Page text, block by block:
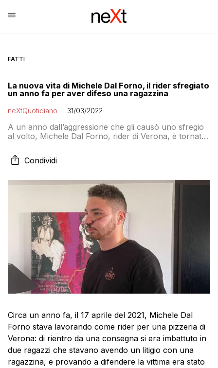
FATTI
La nuova vita di Michele Dal Forno, il rider sfregiato
un anno fa per aver difeso una ragazzina
neXtQuotidiano 31/03/2022
A un anno dall’aggressione che gli causò uno sfregio
al volto, Michele Dal Forno, rider di Verona, è tornato
raccolta fondi
Condividi
Circa un anno fa, il 17 aprile del 2021, Michele Dal
Forno stava lavorando come rider per una pizzeria di
Verona: di rientro da una consegna si era imbattuto in
due ragazzi che stavano avendo un litigio con una
ragazzina, e provando a difendere la vittima era stato